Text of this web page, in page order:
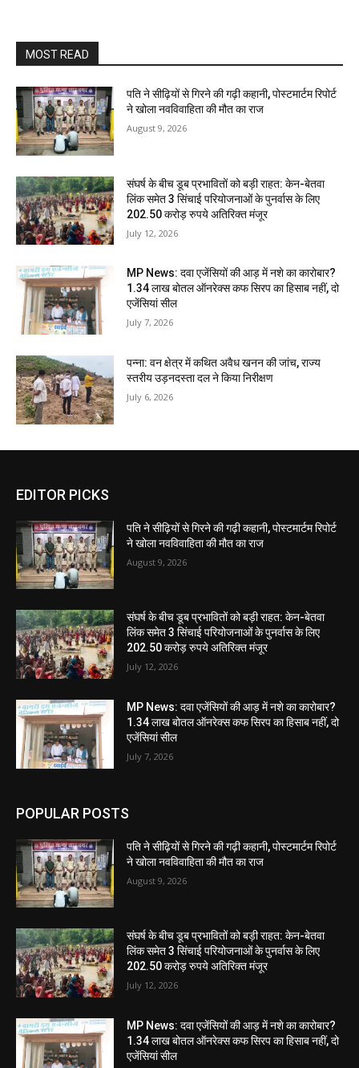
MOST READ
पति ने सीढ़ियों से गिरने की गढ़ी कहानी, पोस्टमार्टम रिपोर्ट
ने खोला नवविवाहिता की मौत का राज
August 9, 2026
संघर्ष के बीच डूब प्रभावितों को बड़ी राहत: केन-बेतवा
लिंक समेत 3 सिंचाई परियोजनाओं के पुनर्वास के लिए
202.50 करोड़ रुपये अतिरिक्त मंजूर
July 12, 2026
MP News: दवा एजेंसियों की आड़ में नशे का कारोबार?
1.34 लाख बोतल ऑनरेक्स कफ सिरप का हिसाब नहीं, दो
एजेंसियां सील
July 7, 2026
पन्ना: वन क्षेत्र में कथित अवैध खनन की जांच, राज्य
स्तरीय उड़नदस्ता दल ने किया निरीक्षण
July 6, 2026
EDITOR PICKS
पति ने सीढ़ियों से गिरने की गढ़ी कहानी, पोस्टमार्टम रिपोर्ट
ने खोला नवविवाहिता की मौत का राज
August 9, 2026
संघर्ष के बीच डूब प्रभावितों को बड़ी राहत: केन-बेतवा
लिंक समेत 3 सिंचाई परियोजनाओं के पुनर्वास के लिए
202.50 करोड़ रुपये अतिरिक्त मंजूर
July 12, 2026
MP News: दवा एजेंसियों की आड़ में नशे का कारोबार?
1.34 लाख बोतल ऑनरेक्स कफ सिरप का हिसाब नहीं, दो
एजेंसियां सील
July 7, 2026
POPULAR POSTS
पति ने सीढ़ियों से गिरने की गढ़ी कहानी, पोस्टमार्टम रिपोर्ट
ने खोला नवविवाहिता की मौत का राज
August 9, 2026
संघर्ष के बीच डूब प्रभावितों को बड़ी राहत: केन-बेतवा
लिंक समेत 3 सिंचाई परियोजनाओं के पुनर्वास के लिए
202.50 करोड़ रुपये अतिरिक्त मंजूर
July 12, 2026
MP News: दवा एजेंसियों की आड़ में नशे का कारोबार?
1.34 लाख बोतल ऑनरेक्स कफ सिरप का हिसाब नहीं, दो
एजेंसियां सील